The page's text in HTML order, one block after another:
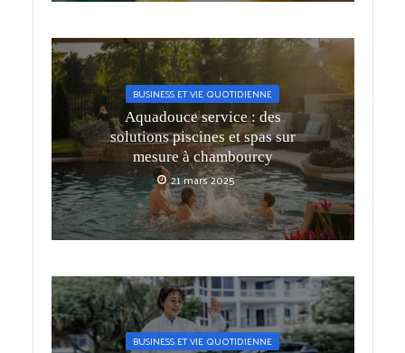
BUSINESS ET VIE QUOTIDIENNE
Aquadouce service : des
solutions piscines et spas sur
mesure à chambourcy
21 mars 2025
BUSINESS ET VIE QUOTIDIENNE